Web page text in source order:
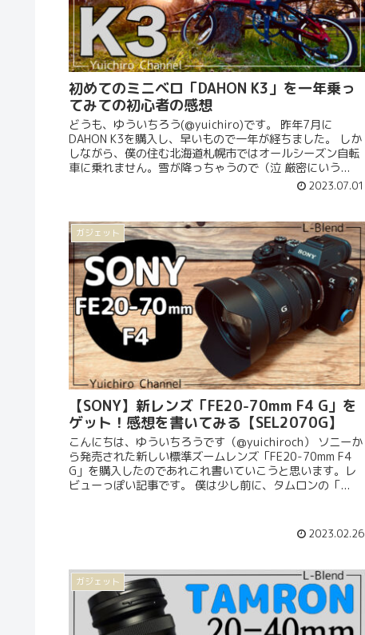
初めてのミニベロ「DAHON K3」を一年乗っ
てみての初心者の感想
どうも、ゆういちろう(@yuichiro)です。 昨年7月に
DAHON K3を購入し、早いもので一年が経ちました。 しか
しながら、僕の住む北海道札幌市ではオールシーズン自転
車に乗れません。雪が降っちゃうので（泣 厳密にいう...
2023.07.01
ガジェット
【SONY】新レンズ「FE20-70mm F4 G」を
ゲット！感想を書いてみる【SEL2070G】
こんにちは、ゆういちろうです（@yuichiroch） ソニーか
ら発売された新しい標準ズームレンズ「FE20-70mm F4
G」を購入したのであれこれ書いていこうと思います。レ
ビューっぽい記事です。 僕は少し前に、タムロンの「...
2023.02.26
ガジェット